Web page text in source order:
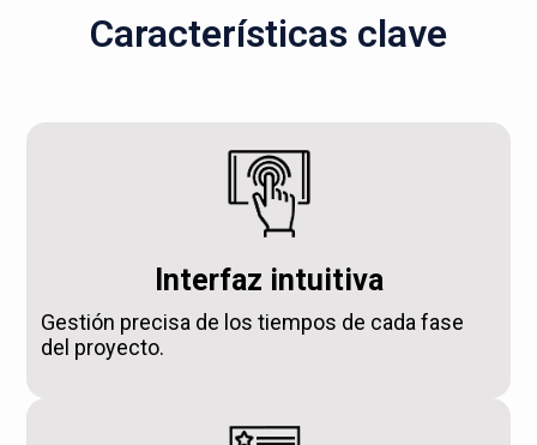
Características clave
Interfaz intuitiva
Gestión precisa de los tiempos de cada fase
del proyecto.